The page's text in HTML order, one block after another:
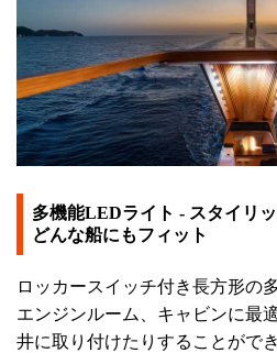
多機能LEDライト - スタイリ
どんな船にもフィット
ロッカースイッチ付き長方形の
エンジンルーム、キャビンに最
井に取り付けたりすることができ